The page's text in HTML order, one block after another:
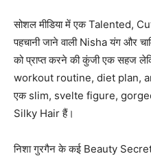
सोशल मीडिया में एक Talented,
पहचानी जाने वाली Nisha यंग और
को प्राप्त करने की कुंजी एक सहज
workout routine, diet plan,
एक slim, svelte figure,
Silky Hair हैं।
निशा गुरगैन के कई Beauty